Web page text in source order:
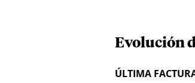
Evolución
ÚLTIMA